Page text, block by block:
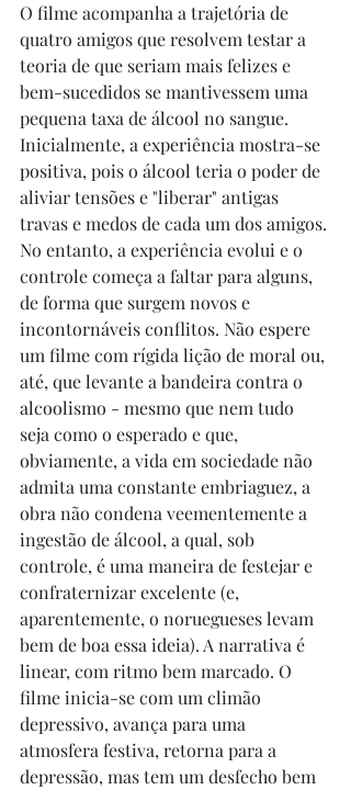
O filme acompanha a trajetória de
quatro amigos que resolvem testar a
teoria de que seriam mais felizes e
bem-sucedidos se mantivessem uma
pequena taxa de álcool no sangue.
Inicialmente, a experiência mostra-se
positiva, pois o álcool teria o poder de
aliviar tensões e "liberar" antigas
travas e medos de cada um dos amigos.
No entanto, a experiência evolui e o
controle começa a faltar para alguns,
de forma que surgem novos e
incontornáveis conflitos. Não espere
um filme com rígida lição de moral ou,
até, que levante a bandeira contra o
alcoolismo - mesmo que nem tudo
seja como o esperado e que,
obviamente, a vida em sociedade não
admita uma constante embriaguez, a
obra não condena veementemente a
ingestão de álcool, a qual, sob
controle, é uma maneira de festejar e
confraternizar excelente (e,
aparentemente, o noruegueses levam
bem de boa essa ideia). A narrativa é
linear, com ritmo bem marcado. O
filme inicia-se com um climão
depressivo, avança para uma
atmosfera festiva, retorna para a
depressão, mas tem um desfecho bem